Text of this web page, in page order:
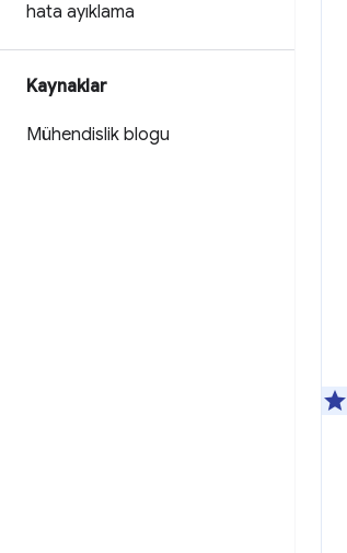
hata ayıklama
Kaynaklar
Mühendislik blogu